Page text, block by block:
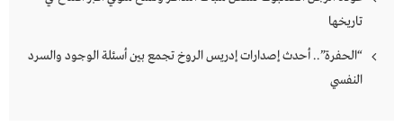
تاريخها
“الحفرة”.. أحدث إصدارات إدريس الروخ تجمع بين أسئلة الوجود والسرد
النفسي